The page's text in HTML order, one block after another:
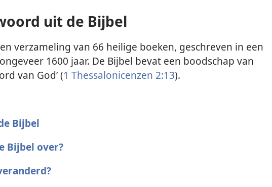
uit de Bijbel
verzameling van 66 heilige boeken, geschreven in een
1600 jaar. De Bijbel bevat een boodschap van
van God’ (1 Thessalonicenzen 2:13).
Bijbel
Bijbel over?